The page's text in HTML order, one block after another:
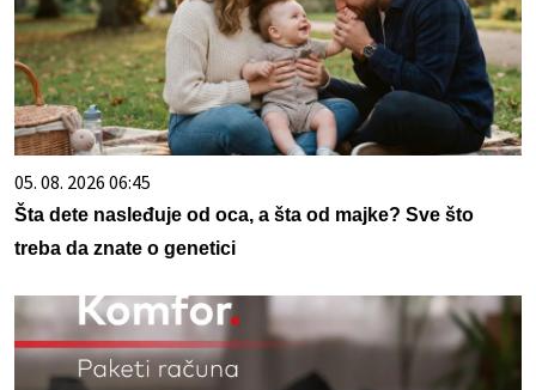
05. 08. 2026 06:45
Šta dete nasleđuje od oca, a šta od majke? Sve što
treba da znate o genetici